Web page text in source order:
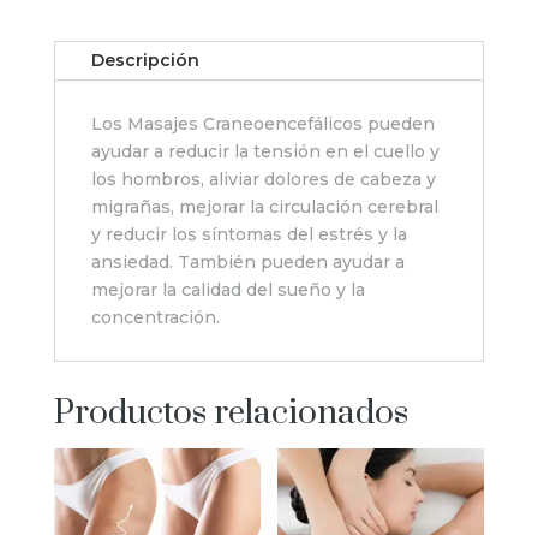
Descripción
Los Masajes Craneoencefálicos pueden
ayudar a reducir la tensión en el cuello y
los hombros, aliviar dolores de cabeza y
migrañas, mejorar la circulación cerebral
y reducir los síntomas del estrés y la
ansiedad. También pueden ayudar a
mejorar la calidad del sueño y la
concentración.
Productos relacionados